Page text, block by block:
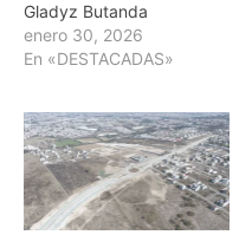
Gladyz Butanda
enero 30, 2026
En «DESTACADAS»